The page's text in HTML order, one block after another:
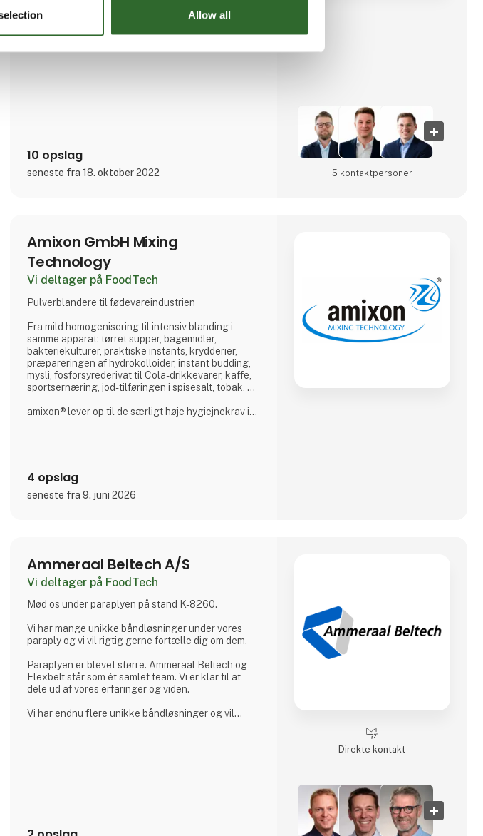
Allow all
kompetent og sikker vejledning samt det rigtige
Vi er leverandør af en bred vifte af anerkendte
10 opslag
seneste fra 18. oktober 2022 5 kontakt­personer
Amixon GmbH Mixing
Technology
Vi deltager på FoodTech
Pulverblandere til fødevareindustrien
Fra mild homogenisering til intensiv blanding i
samme apparat: tørret supper, bagemidler,
bakteriekulturer, praktiske instants, krydderier,
præpareringen af hydrokolloider, instant budding,
mysli, fosforsyrederivat til Cola-drikkevarer, kaffe,
sportsernæring, jod-tilføringen i spisesalt, tobak, ...
amixon® lever op til de særligt høje hygiejnekrav i
Bagemidler og bageblandinger, melblandinger,
mysli
4 opslag
seneste fra 9. juni 2026
Ammeraal Beltech A/S
Vi deltager på FoodTech
Mød os under paraplyen på stand K-8260.
Vi har mange unikke båndløsninger under vores
paraply og vi vil rigtig gerne fortælle dig om dem.
Paraplyen er blevet større. Ammeraal Beltech og
Flexbelt står som ét samlet team. Vi er klar til at
dele ud af vores erfaringer og viden.
Vi har endnu flere unikke båndløsninger og vil
Direkte kontakt